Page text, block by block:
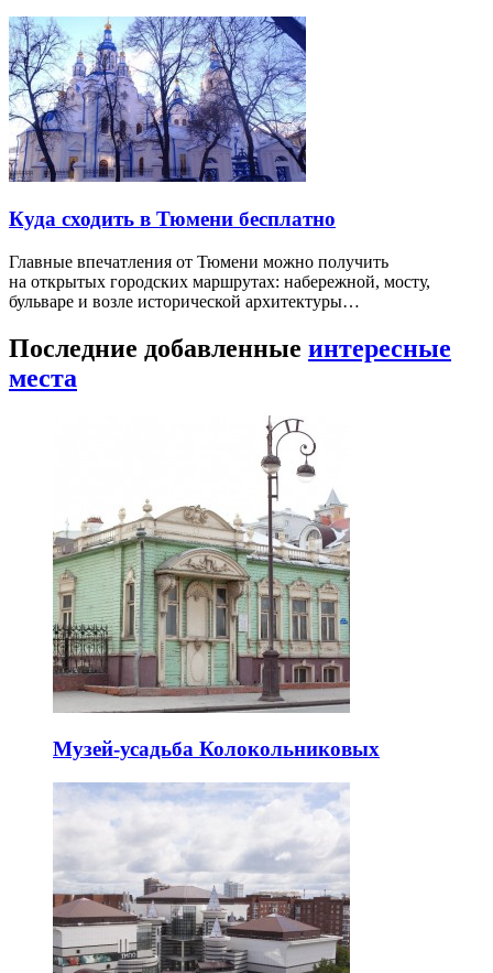
Куда сходить в Тюмени бесплатно
Главные впечатления от Тюмени можно получить
на открытых городских маршрутах: набережной, мосту,
бульваре и возле исторической архитектуры…
Последние добавленные интересные
места
Музей-усадьба Колокольниковых